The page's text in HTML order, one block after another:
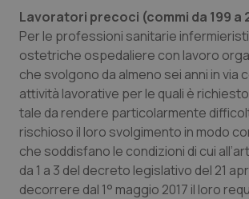
Lavoratori precoci (commi da 199 a
Per le professioni sanitarie
ostetriche ospedaliere con lavoro
che svolgono da almeno sei anni in via
attività lavorative per le quali è
tale da rendere particolarmente
rischioso il loro svolgimento in modo
che soddisfano le condizioni di cui
da 1 a 3 del decreto legislativo del 21
decorrere dal 1° maggio 2017 il loro